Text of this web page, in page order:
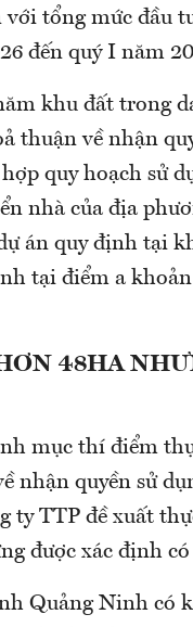
tổng mức đầu
đến quý I năm
khu đất trong
thuận về nhận
quy hoạch sử
nhà của địa
án quy định tại
tại điểm a
48HA
mục thí điểm
nhận quyền sử
ty TTP đề xuất
được xác định
Quảng Ninh có